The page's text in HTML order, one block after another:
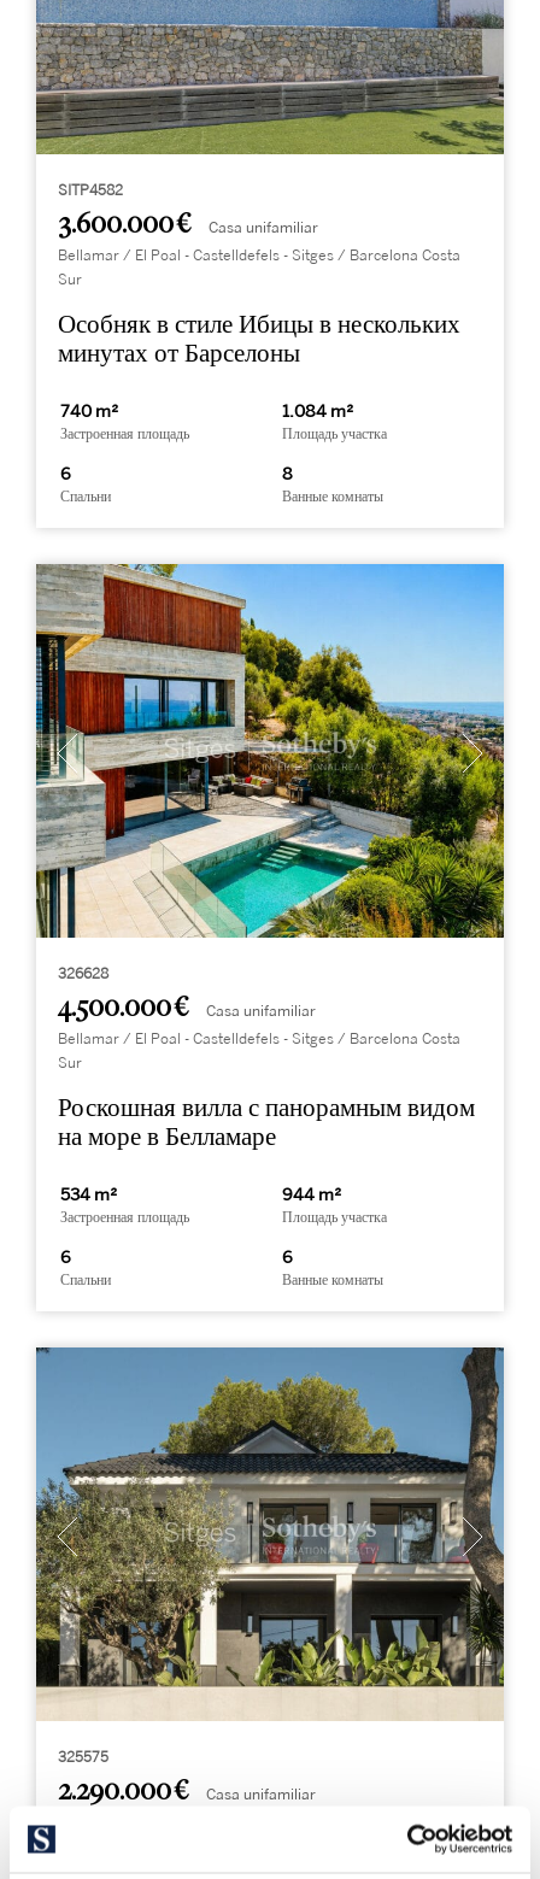
SITP4582
3.600.000 € Casa unifamiliar
Bellamar / El Poal - Castelldefels - Sitges / Barcelona Costa
Sur
Особняк в стиле Ибицы в нескольких
минутах от Барселоны
740 m²
Застроенная площадь
1.084 m²
Площадь участка
6
Спальни
8
Ванные комнаты
326628
4.500.000 € Casa unifamiliar
Bellamar / El Poal - Castelldefels - Sitges / Barcelona Costa
Sur
Роскошная вилла с панорамным видом
на море в Белламаре
534 m²
Застроенная площадь
944 m²
Площадь участка
6
Спальни
6
Ванные комнаты
325575
2.290.000 € Casa unifamiliar